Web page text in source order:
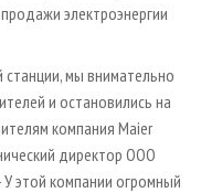
электроэнергии
мы внимательно
и остановились на
компания Maier
директор ООО
этой компании огромный